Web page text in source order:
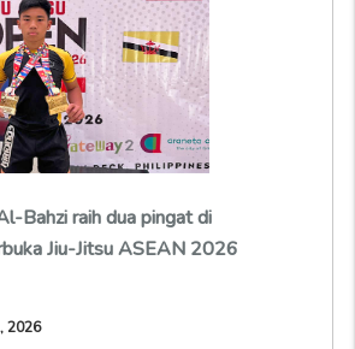
Bahzi raih dua pingat di
Jiu-Jitsu ASEAN 2026
2026